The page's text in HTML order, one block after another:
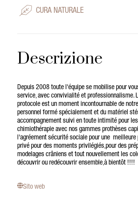
CURA NATURALE
Descrizione
Depuis 2008 toute l'équipe se mobilise pour
service, avec convivialité et professionnalisme.
protocole est un moment incontournable de
personnel formé spécialement et du matériel
accompagnement suivi en toute intimité pour
chimiothérapie avec nos gammes prothèses
l'agréement sécurité sociale pour une meilleure
privé pour des moments privilégiés,pour des
modelages crâniens et tout nouvellement les
découvrir ou redécouvrir ensemble,à bientôt !!!!
Sito web